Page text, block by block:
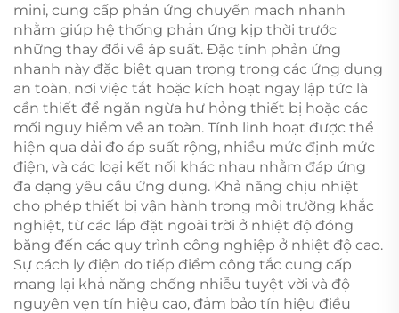
mini, cung cấp phản ứng chuyển mạch nhanh
nhằm giúp hệ thống phản ứng kịp thời trước
những thay đổi về áp suất. Đặc tính phản ứng
nhanh này đặc biệt quan trọng trong các ứng dụng
an toàn, nơi việc tắt hoặc kích hoạt ngay lập tức là
cần thiết để ngăn ngừa hư hỏng thiết bị hoặc các
mối nguy hiểm về an toàn. Tính linh hoạt được thể
hiện qua dải đo áp suất rộng, nhiều mức định mức
điện, và các loại kết nối khác nhau nhằm đáp ứng
đa dạng yêu cầu ứng dụng. Khả năng chịu nhiệt
cho phép thiết bị vận hành trong môi trường khắc
nghiệt, từ các lắp đặt ngoài trời ở nhiệt độ đóng
băng đến các quy trình công nghiệp ở nhiệt độ cao.
Sự cách ly điện do tiếp điểm công tắc cung cấp
mang lại khả năng chống nhiễu tuyệt vời và độ
nguyên vẹn tín hiệu cao, đảm bảo tín hiệu điều